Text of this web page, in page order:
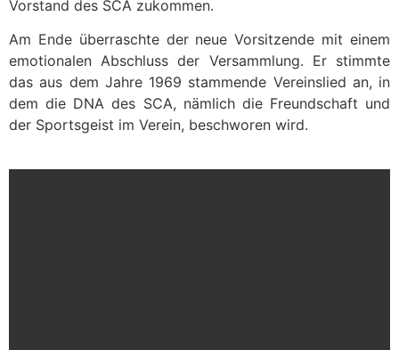
Vorstand des SCA zukommen.
Am Ende überraschte der neue Vorsitzende mit einem
emotionalen Abschluss der Versammlung. Er stimmte
das aus dem Jahre 1969 stammende Vereinslied an, in
dem die DNA des SCA, nämlich die Freundschaft und
der Sportsgeist im Verein, beschworen wird.